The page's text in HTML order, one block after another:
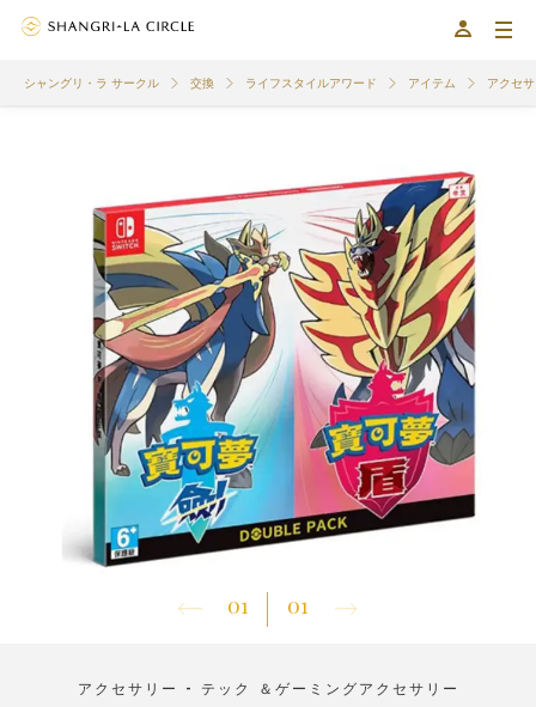
シャングリ・ラ サークル 交換 ライフスタイルアワード アイテム アクセ
01 01
アクセサリー - テック ＆ゲーミングアクセサリー